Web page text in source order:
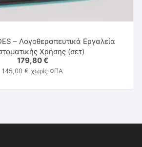
– Λογοθεραπευτικά Εργαλεία
Χρήσης (σετ)
179,80€
145,00€ χωρίς ΦΠΑ